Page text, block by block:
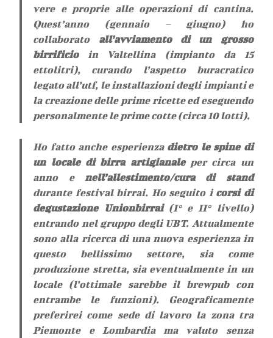
vere e proprie alle operazioni di cantina.
Quest’anno (gennaio – giugno) ho
collaborato all’avviamento di un grosso
birrificioin Valtellina (impianto da 15
ettolitri), curando l’aspetto buracratico
legato all’utf, le installazioni degli impianti e
la creazione delle prime ricette ed eseguendo
personalmente le prime cotte (circa 10 lotti).
Ho fatto anche esperienza dietro le spine di
un locale di birra artigianaleper circa un
anno e nell’allestimento/cura di stand
durante festival birrai. Ho seguito icorsi di
degustazione Unionbirrai(I° e II° livello)
entrando nel gruppo degli UBT. Attualmente
sono alla ricerca di una nuova esperienza in
questo bellissimo settore, sia come
produzione stretta, sia eventualmente in un
locale (l’ottimale sarebbe il brewpub con
entrambe le funzioni). Geograficamente
preferirei come sede di lavoro la zona tra
Piemonte e Lombardia ma valuto senza